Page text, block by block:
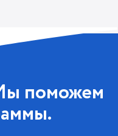
поможем